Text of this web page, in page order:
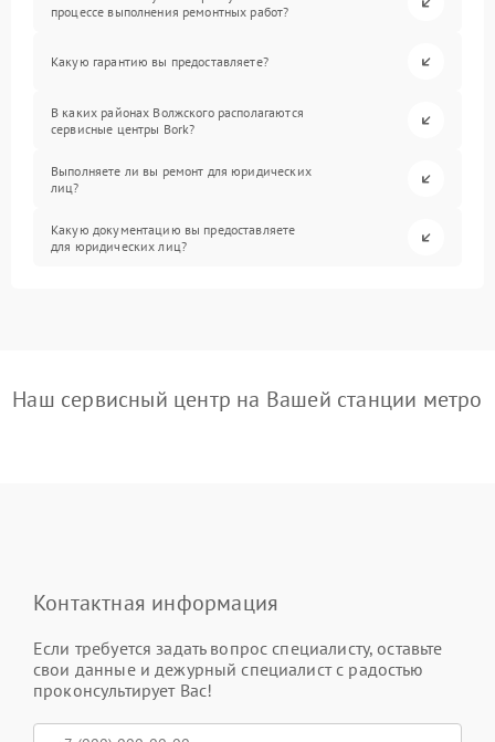
процессе выполнения ремонтных работ?
Какую гарантию вы предоставляете?
В каких районах Волжского располагаются
сервисные центры Bork?
Выполняете ли вы ремонт для юридических
лиц?
Какую документацию вы предоставляете
для юридических лиц?
Наш сервисный центр на Вашей станции метро
Контактная информация
Если требуется задать вопрос специалисту, оставьте
свои данные и дежурный специалист с радостью
проконсультирует Вас!